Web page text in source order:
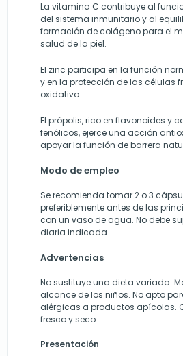
La vitamina C contribuye al
del sistema inmunitario y al
formación de colágeno para el
salud de la piel.
El zinc participa en la función
y en la protección de las células
oxidativo.
El própolis, rico en flavonoides y
fenólicos, ejerce una acción
apoyar la función de barrera
Modo de empleo
Se recomienda tomar 2 o 3
preferiblemente antes de las
con un vaso de agua. No debe
diaria indicad­a.
Advertencias
No sustituye una dieta variada.
alcance de los niños. No apto
alérgicas a productos apícolas.
fresco y seco.
Presentación